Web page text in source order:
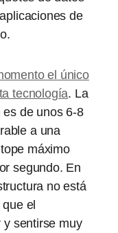
de
el único
tecnología. La
de unos 6-8
a una
máximo
segundo. En
no está
el
y sentirse muy